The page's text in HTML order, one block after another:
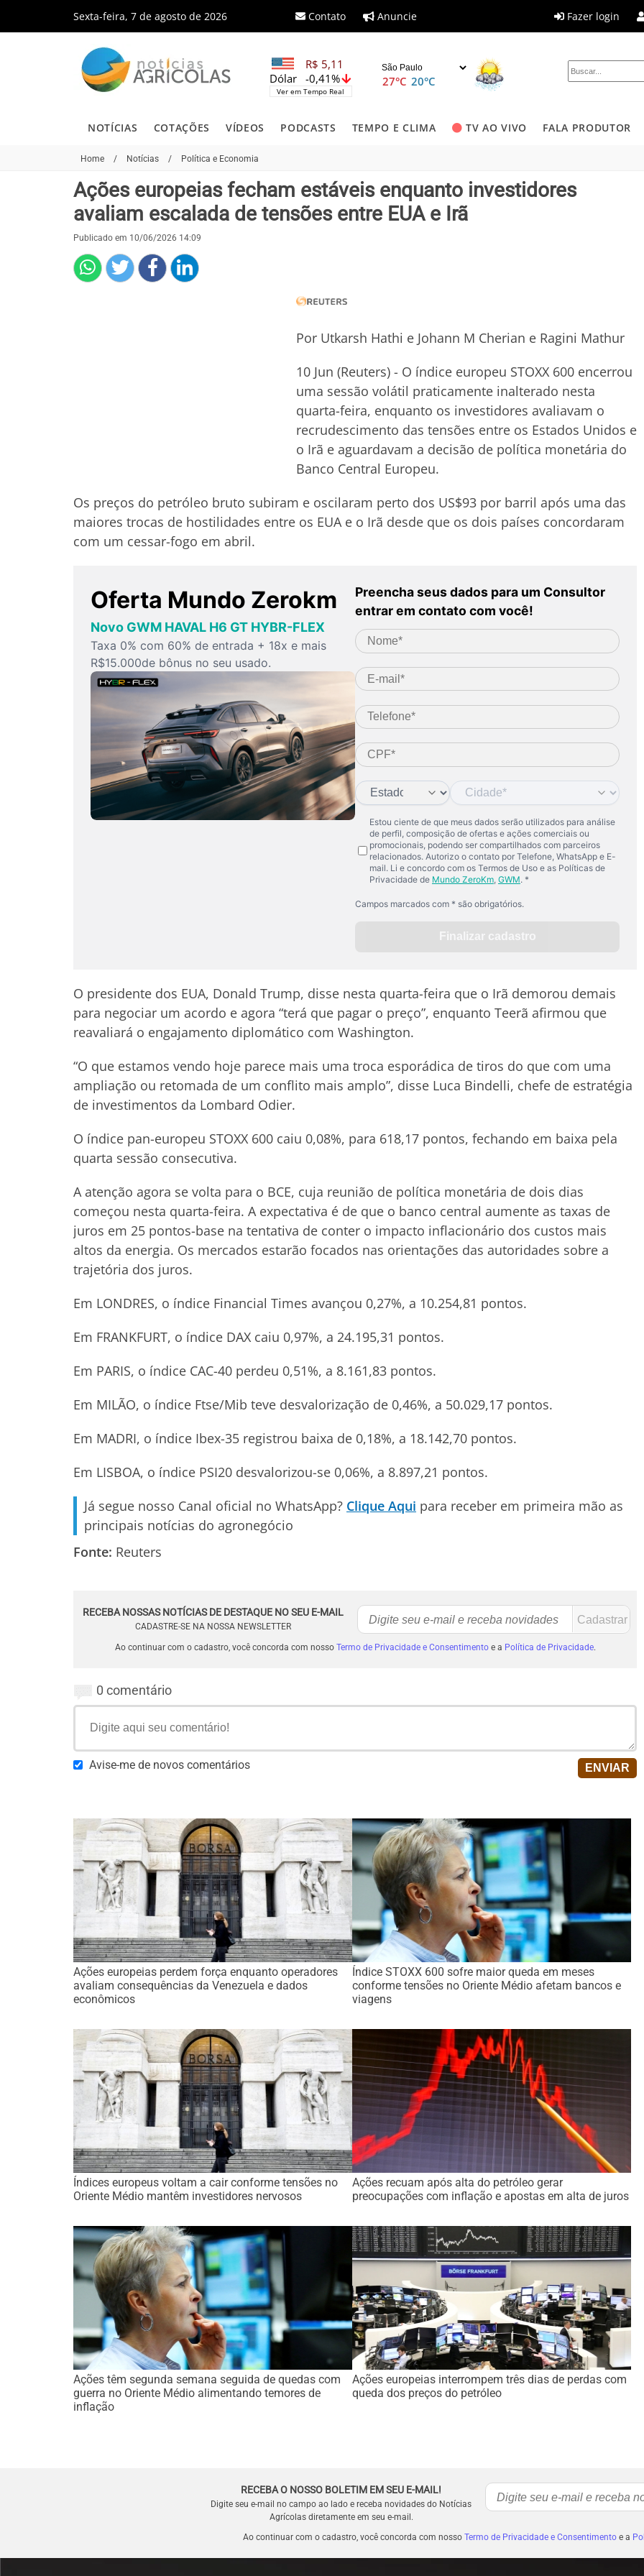
Sexta-feira, 7 de agosto de 2026 Contato Anuncie Fazer login
R$ 5,11
-0,41%
Dólar
Ver em Tempo Real
27°C 20°C
NOTÍCIAS COTAÇÕES VÍDEOS PODCASTS TEMPO E CLIMA TV AO VIVO FALA PRODUTOR
Home / Notícias / Política e Economia
Ações europeias fecham estáveis enquanto investidores
avaliam escalada de tensões entre EUA e Irã
Publicado em 10/06/2026 14:09
Por Utkarsh Hathi e Johann M Cherian e Ragini Mathur
10 Jun (Reuters) - O índice europeu STOXX 600 encerrou
uma sessão volátil praticamente inalterado nesta
quarta-feira, enquanto os investidores avaliavam o
recrudescimento das tensões entre os Estados Unidos e
o Irã e aguardavam a decisão de política monetária do
Banco Central Europeu.
Os preços do petróleo bruto subiram e oscilaram perto dos US$93 por barril após uma das
maiores trocas de hostilidades entre os EUA e o Irã desde que os dois países concordaram
com um cessar-fogo em abril.
O presidente dos EUA, Donald Trump, disse nesta quarta-feira que o Irã demorou demais
para negociar um acordo e agora “terá que pagar o preço”, enquanto Teerã afirmou que
reavaliará o engajamento diplomático com Washington.
“O que estamos vendo hoje parece mais uma troca esporádica de tiros do que com uma
ampliação ou retomada de um conflito mais amplo”, disse Luca Bindelli, chefe de estratégia
de investimentos da Lombard Odier.
O índice pan-europeu STOXX 600 caiu 0,08%, para 618,17 pontos, fechando em baixa pela
quarta sessão consecutiva.
A atenção agora se volta para o BCE, cuja reunião de política monetária de dois dias
começou nesta quarta-feira. A expectativa é de que o banco central aumente as taxas de
juros em 25 pontos-base na tentativa de conter o impacto inflacionário dos custos mais
altos da energia. Os mercados estarão focados nas orientações das autoridades sobre a
trajetória dos juros.
Em LONDRES, o índice Financial Times avançou 0,27%, a 10.254,81 pontos.
Em FRANKFURT, o índice DAX caiu 0,97%, a 24.195,31 pontos.
Em PARIS, o índice CAC-40 perdeu 0,51%, a 8.161,83 pontos.
Em MILÃO, o índice Ftse/Mib teve desvalorização de 0,46%, a 50.029,17 pontos.
Em MADRI, o índice Ibex-35 registrou baixa de 0,18%, a 18.142,70 pontos.
Em LISBOA, o índice PSI20 desvalorizou-se 0,06%, a 8.897,21 pontos.
Já segue nosso Canal oficial no WhatsApp? Clique Aqui para receber em primeira mão as
principais notícias do agronegócio
Fonte: Reuters
RECEBA NOSSAS NOTÍCIAS DE DESTAQUE NO SEU E-MAIL
CADASTRE-SE NA NOSSA NEWSLETTER
Ao continuar com o cadastro, você concorda com nosso Termo de Privacidade e Consentimentoe a Política de Privacidade.
0 comentário
Avise-me de novos comentários
Ações europeias perdem força enquanto operadores
avaliam consequências da Venezuela e dados
econômicos
Índice STOXX 600 sofre maior queda em meses
conforme tensões no Oriente Médio afetam bancos e
viagens
Índices europeus voltam a cair conforme tensões no
Oriente Médio mantêm investidores nervosos
Ações recuam após alta do petróleo gerar
preocupações com inflação e apostas em alta de juros
Ações têm segunda semana seguida de quedas com
guerra no Oriente Médio alimentando temores de
inflação
Ações europeias interrompem três dias de perdas com
queda dos preços do petróleo
RECEBA O NOSSO BOLETIM EM SEU E-MAIL!
Digite seu e-mail no campo ao lado e receba novidades do Notícias
Agrícolas diretamente em seu e-mail.
Ao continuar com o cadastro, você concorda com nosso Termo de Privacidade e Consentimentoe a